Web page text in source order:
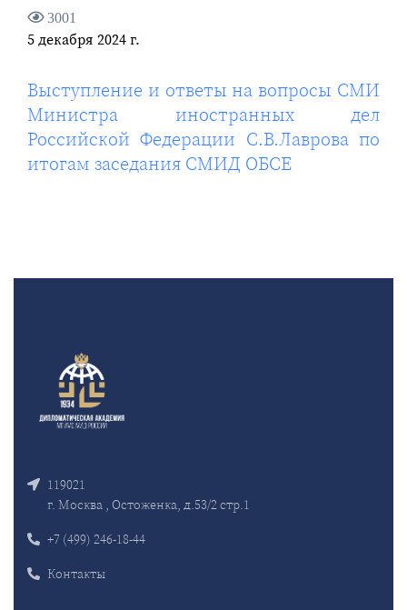
3001
5 декабря 2024 г.
Выступление и ответы на вопросы СМИ
Министра иностранных дел
Российской Федерации С.В.Лаврова по
итогам заседания СМИД ОБСЕ
119021
г. Москва , Остоженка, д.53/2 стр.1
+7 (499) 246-18-44
Контакты